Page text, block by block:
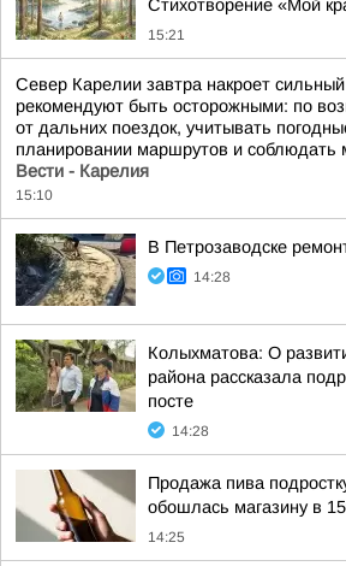
Стихотворение «Мой
15:21
Север Карелии завтра накроет
рекомендуют быть осторожными: по
от дальних поездок, учитывать
планировании маршрутов и соблюдать
Вести - Карелия
15:10
В Петрозаводске
14:28
Колыхматова: О
района рассказала
посте
14:28
Продажа пива
обошлась магазину в
14:25